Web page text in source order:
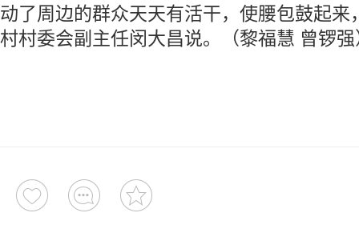
动了周边的群众天天有活干，使腰包鼓起来
村村委会副主任闵大昌说。（黎福慧 曾锣强